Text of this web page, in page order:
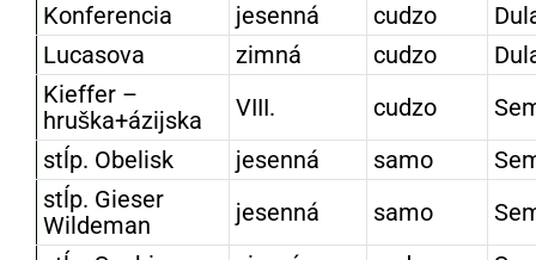
Konferencia
jesenná cudzo
Lucasova
zimná cudzo
Kieffer –
hruška+ázijska
VIII. cudzo
stĺp. Obelisk
jesenná samo
stĺp. Gieser
Wildeman
jesenná samo